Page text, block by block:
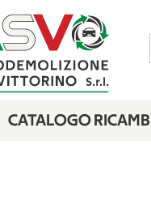
CATALOGO RICAMBI